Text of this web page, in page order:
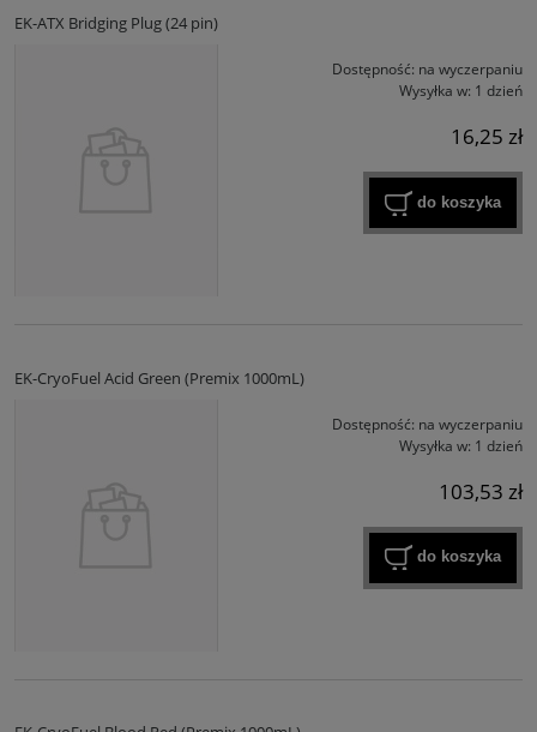
EK-ATX Bridging Plug (24 pin)
Dostępność: na wyczerpaniu
Wysyłka w: 1 dzień
16,25 zł
do koszyka
EK-CryoFuel Acid Green (Premix 1000mL)
Dostępność: na wyczerpaniu
Wysyłka w: 1 dzień
103,53 zł
do koszyka